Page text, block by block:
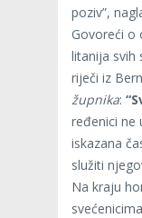
poziv”,
Govoreći o
litanija svih
riječi iz
župnika:
ređenici ne
iskazana
služiti
Na kraju